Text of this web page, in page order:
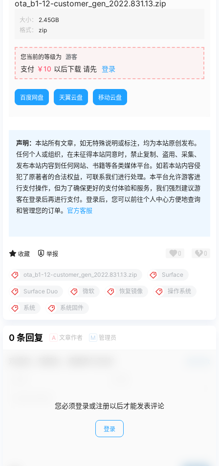
ota_b1-12-customer_gen_2022.831.13.zip
大小：
2.45GB
格式：
zip
您当前的等级为 游客
支付 ￥ 10 以后下载 请先 登录
百度网盘 天翼云盘 移动云盘
声明： 本站所有文章，如无特殊说明或标注，均为本站原创发布。
任何个人或组织，在未征得本站同意时，禁止复制、盗用、采集、
发布本站内容到任何网站、书籍等各类媒体平台。如若本站内容侵
犯了原著者的合法权益，可联系我们进行处理。本平台允许游客进
行支付操作，但为了确保更好的支付体验和服务，我们强烈建议游
客在登录后再进行支付。登录后，您可以前往个人中心方便地查询
和管理您的订单。 官方客服
收藏 举报 0 0
ota_b1-12-customer_gen_2022.831.13.zip Surface
Surface Duo 微软 恢复镜像 操作系统
系统 系统固件
0 条回复 A 文章作者 M 管理员
您必须登录或注册以后才能发表评论
登录